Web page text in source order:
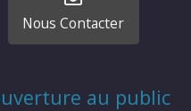
Nous Contacter
au public